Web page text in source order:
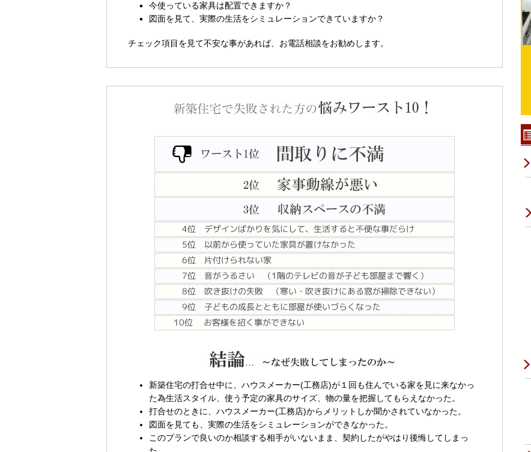
今使っている家具は配置できますか？
図面を見て、実際の生活をシミュレーションできていますか？
チェック項目を見て不安な事があれば、お電話相談をお勧めします。
新築住宅の打合せ中に、ハウスメーカー(工務店)が１回も住んでいる家を見に来なかっ
た為生活スタイル、使う予定の家具のサイズ、物の量を把握してもらえなかった。
打合せのときに、ハウスメーカー(工務店)からメリットしか聞かされていなかった。
図面を見ても、実際の生活をシミュレーションができなかった。
このプランで良いのか相談する相手がいないまま、契約したがやはり後悔してしまっ